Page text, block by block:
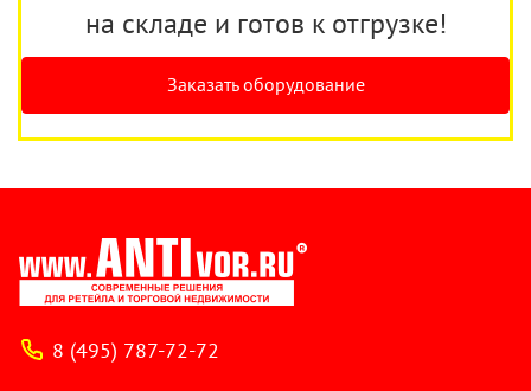
на складе и готов к отгрузке!
Заказать оборудование
8 (495) 787-72-72